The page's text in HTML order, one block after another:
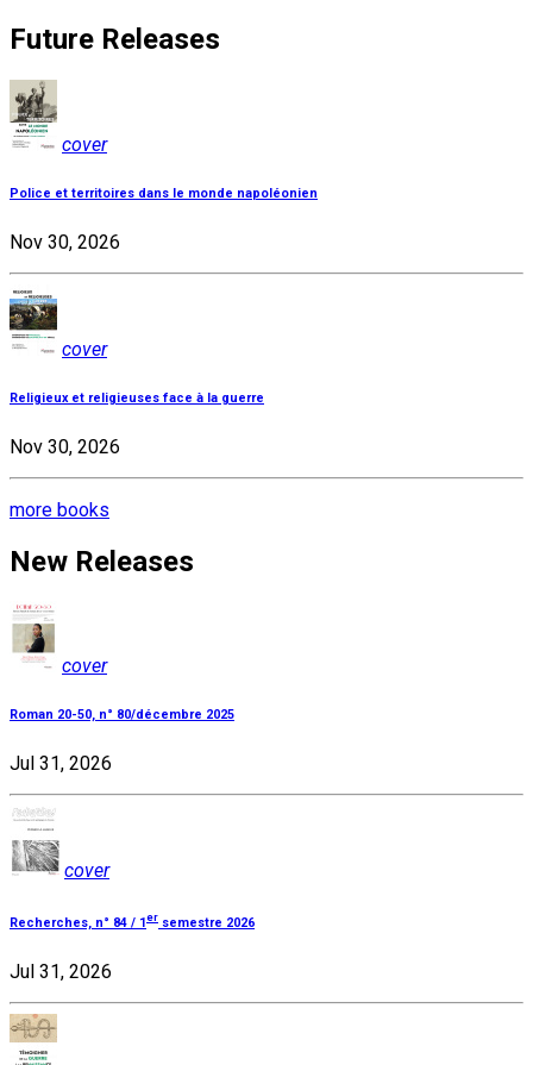
Future Releases
cover
Police et territoires dans le monde napoléonien
Nov 30, 2026
cover
Religieux et religieuses face à la guerre
Nov 30, 2026
more books
New Releases
cover
Roman 20-50, n° 80/décembre 2025
Jul 31, 2026
cover
Recherches, n° 84 / 1er semestre 2026
Jul 31, 2026